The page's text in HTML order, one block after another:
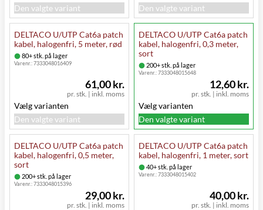
Den valgte variant
Den valgte variant
DELTACO U/UTP Cat6a patch
kabel, halogenfri, 5 meter, rød
80+ stk. på lager
Varenr.:7333048016409
pr. stk. | inkl. moms
61,00 kr.
Vælg varianten
Den valgte variant
DELTACO U/UTP Cat6a patch
kabel, halogenfri, 0,3 meter,
sort
200+ stk. på lager
Varenr.:7333048015648
pr. stk. | inkl. moms
12,60 kr.
Vælg varianten
Den valgte variant
DELTACO U/UTP Cat6a patch
kabel, halogenfri, 0,5 meter,
sort
200+ stk. på lager
Varenr.:7333048015396
pr. stk. | inkl. moms
29,00 kr.
DELTACO U/UTP Cat6a patch
kabel, halogenfri, 1 meter, sort
40+ stk. på lager
Varenr.:7333048015402
pr. stk. | inkl. moms
40,00 kr.